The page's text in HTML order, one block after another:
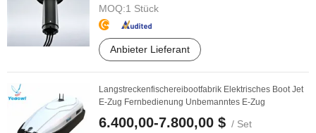
MOQ:1 Stück
Anbieter Lieferant
Langstreckenfischereibootfabrik Elektrisches Boot Jet
E-Zug Fernbedienung Unbemanntes E-Zug
6.400,00-7.800,00 $ / Set